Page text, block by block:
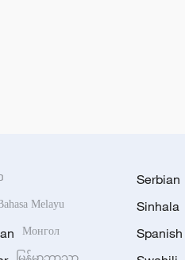
Melayu
Монгол
Serbian
Sinhala
Spanish